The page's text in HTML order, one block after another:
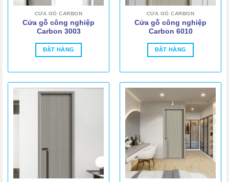
CỬA GỖ CARBON
Cửa gỗ công nghiệp
Carbon 3003
ĐẶT HÀNG
CỬA GỖ CARBON
Cửa gỗ công nghiệp
Carbon 6010
ĐẶT HÀNG